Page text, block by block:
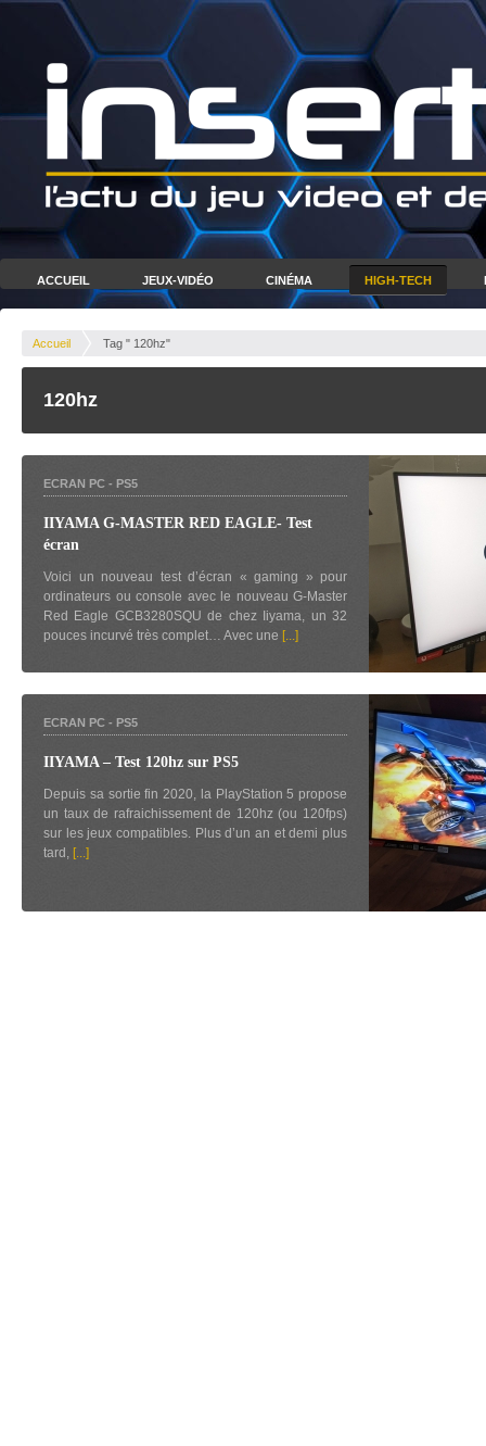
ACCUEIL JEUX-VIDÉO CINÉMA HIGH-TECH
Accueil Tag " 120hz"
120hz
ECRAN PC - PS5
IIYAMA G-MASTER RED EAGLE- Test
écran
Voici un nouveau test d’écran « gaming » pour
ordinateurs ou console avec le nouveau G-Master
Red Eagle GCB3280SQU de chez Iiyama, un 32
pouces incurvé très complet… Avec une [...]
ECRAN PC - PS5
IIYAMA – Test 120hz sur PS5
Depuis sa sortie fin 2020, la PlayStation 5 propose
un taux de rafraichissement de 120hz (ou 120fps)
sur les jeux compatibles. Plus d’un an et demi plus
tard, [...]